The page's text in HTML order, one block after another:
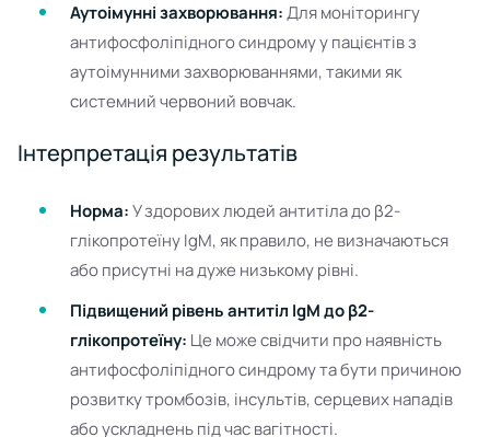
Аутоімунні захворювання:Для моніторингу
антифосфоліпідного синдрому у пацієнтів з
аутоімунними захворюваннями, такими як
системний червоний вовчак.
Інтерпретація результатів
Норма:У здорових людей антитіла до β2-
глікопротеїну IgM, як правило, не визначаються
або присутні на дуже низькому рівні.
Підвищений рівень антитіл IgM до β2-
глікопротеїну: Це може свідчити про наявність
антифосфоліпідного синдрому та бути причиною
розвитку тромбозів, інсультів, серцевих нападів
або ускладнень під час вагітності.